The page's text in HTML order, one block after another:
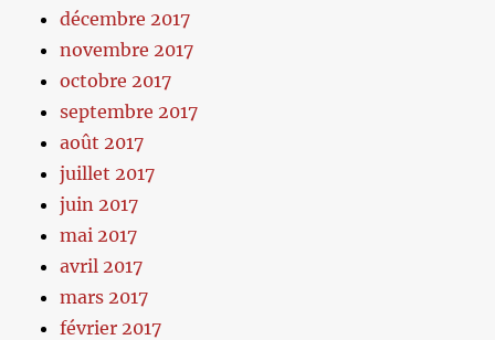
décembre 2017
novembre 2017
octobre 2017
septembre 2017
août 2017
juillet 2017
juin 2017
mai 2017
avril 2017
mars 2017
février 2017